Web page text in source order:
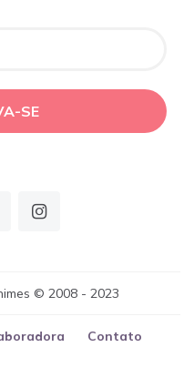
© 2008 - 2023
Contato